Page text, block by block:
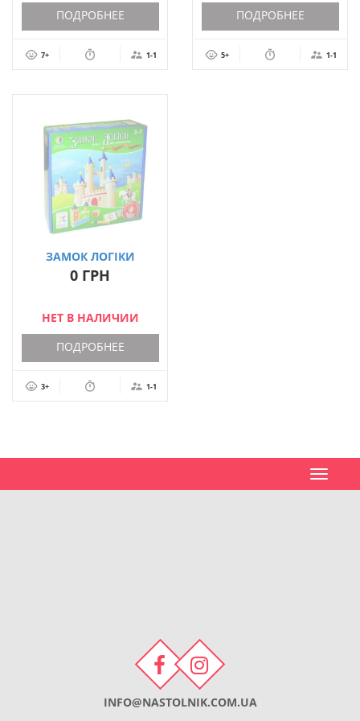
ПОДРОБНЕЕ
7+ 1-1
ПОДРОБНЕЕ
5+ 1-1
ЗАМОК ЛОГІКИ
0 ГРН
НЕТ В НАЛИЧИИ
ПОДРОБНЕЕ
3+ 1-1
Toggle
INFO@NASTOLNIK.COM.UA